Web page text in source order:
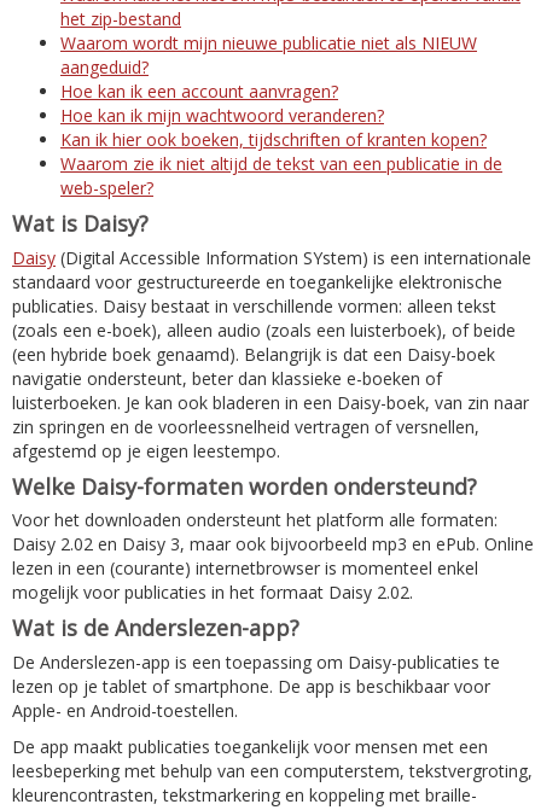
het zip-bestand
Waarom wordt mijn nieuwe publicatie niet als NIEUW
aangeduid?
Hoe kan ik een account aanvragen?
Hoe kan ik mijn wachtwoord veranderen?
Kan ik hier ook boeken, tijdschriften of kranten kopen?
Waarom zie ik niet altijd de tekst van een publicatie in de
web-speler?
Wat is Daisy?
Daisy (Digital Accessible Information SYstem) is een internationale
standaard voor gestructureerde en toegankelijke elektronische
publicaties. Daisy bestaat in verschillende vormen: alleen tekst
(zoals een e-boek), alleen audio (zoals een luisterboek), of beide
(een hybride boek genaamd). Belangrijk is dat een Daisy-boek
navigatie ondersteunt, beter dan klassieke e-boeken of
luisterboeken. Je kan ook bladeren in een Daisy-boek, van zin naar
zin springen en de voorleessnelheid vertragen of versnellen,
afgestemd op je eigen leestempo.
Welke Daisy-formaten worden ondersteund?
Voor het downloaden ondersteunt het platform alle formaten:
Daisy 2.02 en Daisy 3, maar ook bijvoorbeeld mp3 en ePub. Online
lezen in een (courante) internetbrowser is momenteel enkel
mogelijk voor publicaties in het formaat Daisy 2.02.
Wat is de Anderslezen-app?
De Anderslezen-app is een toepassing om Daisy-publicaties te
lezen op je tablet of smartphone. De app is beschikbaar voor
Apple- en Android-toestellen.
De app maakt publicaties toegankelijk voor mensen met een
leesbeperking met behulp van een computerstem, tekstvergroting,
kleurencontrasten, tekstmarkering en koppeling met braille-